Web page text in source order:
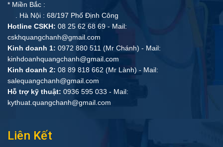
* Miền Bắc :
. Hà Nội : 68/197 Phố Định Công
Hotline CSKH: 08 25 62 68 69 - Mail:
cskhquangchanh@gmail.com
Kinh doanh 1: 0972 880 511 (Mr Chánh) - Mail:
kinhdoanhquangchanh@gmail.com
Kinh doanh 2: 08 89 818 662 (Mr Lành) - Mail:
salequangchanh@gmail.com
Hỗ trợ kỹ thuật: 0936 595 033 - Mail:
kythuat.quangchanh@gmail.com
Liên Kết